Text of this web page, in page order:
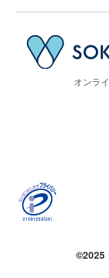
オンラ
©2025